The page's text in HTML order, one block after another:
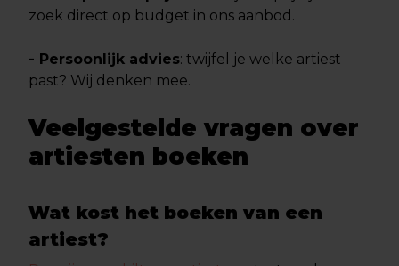
zoek direct op budget in ons aanbod.
- Persoonlijk advies: twijfel je welke artiest
past? Wij denken mee.
Veelgestelde vragen over
artiesten boeken
Wat kost het boeken van een
artiest?